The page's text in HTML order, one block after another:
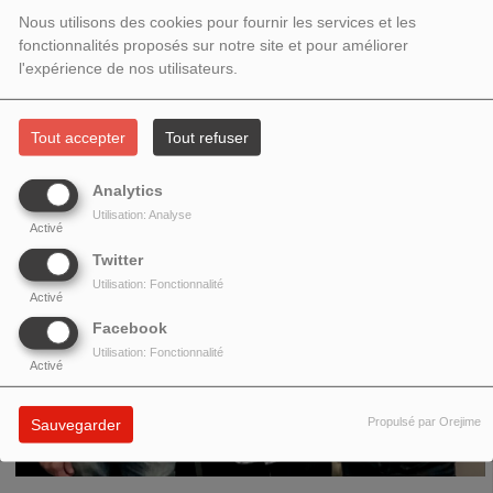
Nous utilisons des cookies pour fournir les services et les
fonctionnalités proposés sur notre site et pour améliorer
l'expérience de nos utilisateurs.
Tout accepter Tout refuser
Analytics
Activé
Utilisation: Analyse
Twitter
Activé
Utilisation: Fonctionnalité
Facebook
Activé
Utilisation: Fonctionnalité
Sauvegarder Propulsé par Orejime